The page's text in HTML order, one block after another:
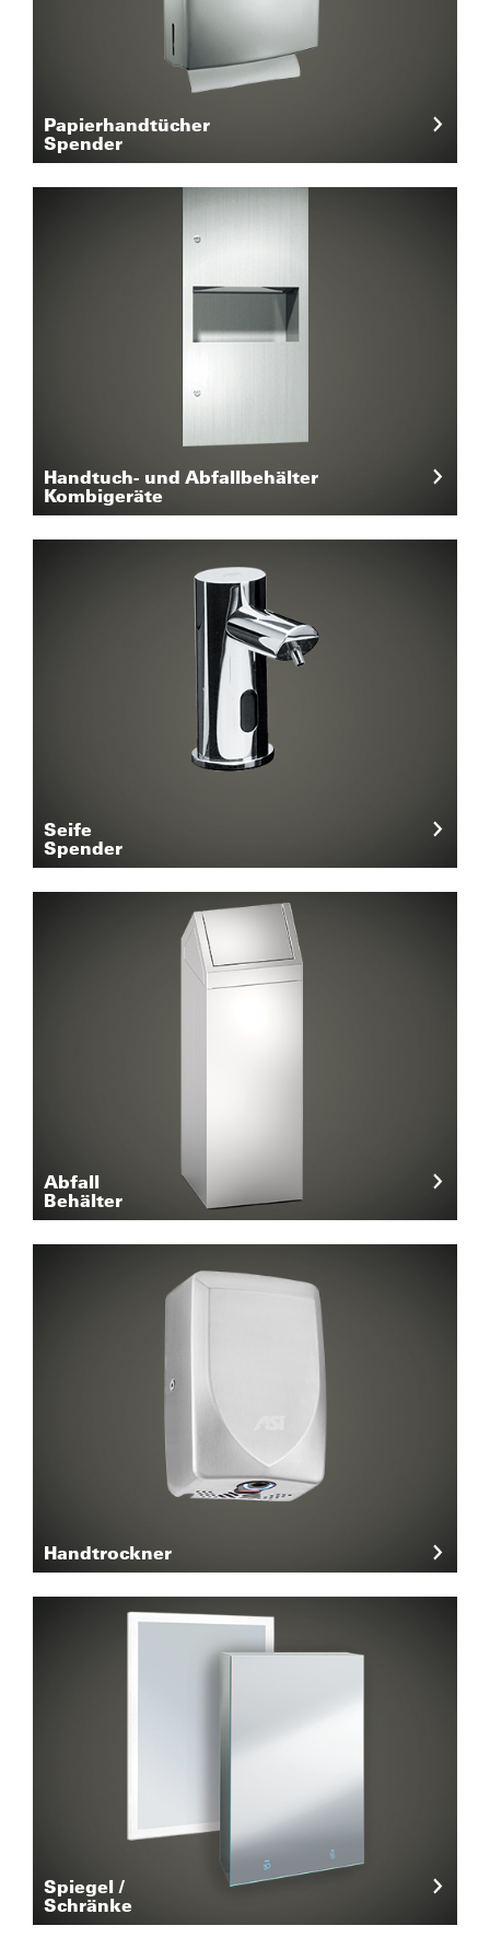
Papierhandtücher
Spender
Handtuch- und Abfallbehälter
Kombigeräte
Seife
Spender
Abfall
Behälter
Handtrockner
Spiegel /
Schränke